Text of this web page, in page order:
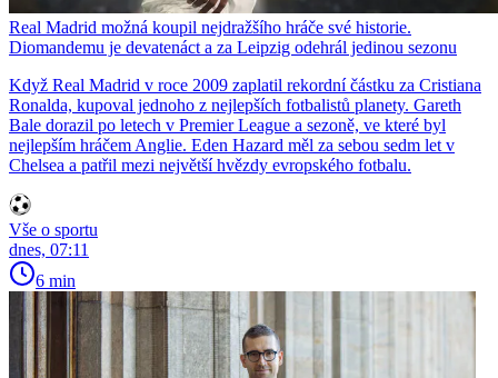
Real Madrid možná koupil nejdražšího hráče své historie.
Diomandemu je devatenáct a za Leipzig odehrál jedinou sezonu
Když Real Madrid v roce 2009 zaplatil rekordní částku za Cristiana
Ronalda, kupoval jednoho z nejlepších fotbalistů planety. Gareth
Bale dorazil po letech v Premier League a sezoně, ve které byl
nejlepším hráčem Anglie. Eden Hazard měl za sebou sedm let v
Chelsea a patřil mezi největší hvězdy evropského fotbalu.
Vše o sportu
dnes, 07:11
6 min